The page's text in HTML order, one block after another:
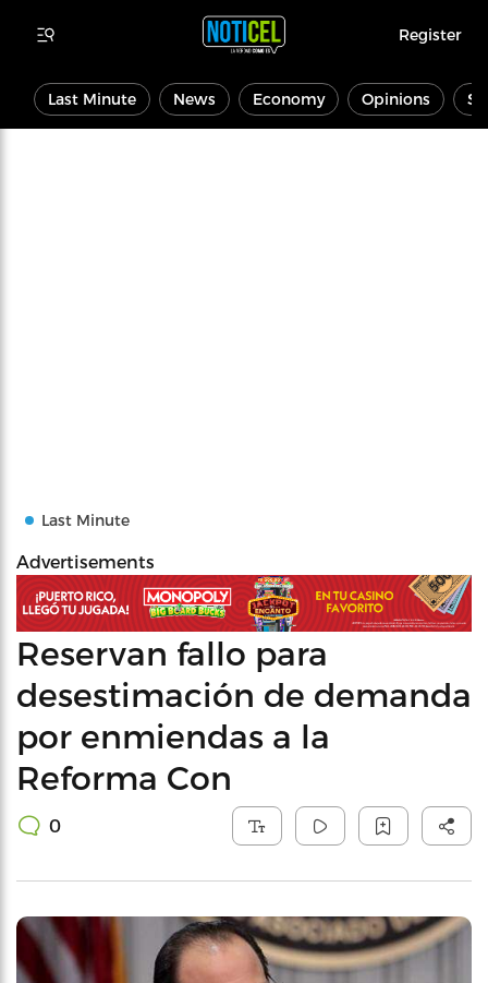
Register
Last Minute News Economy Opinions
Last Minute
Advertisements
Reservan fallo para
desestimación de demanda
por enmiendas a la
Reforma Con
0